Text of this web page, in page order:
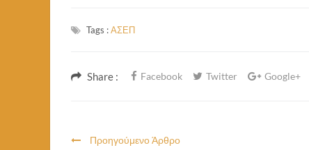
Tags :ΑΣΕΠ
Share : Facebook Twitter Google+
Προηγούμενο Άρθρο